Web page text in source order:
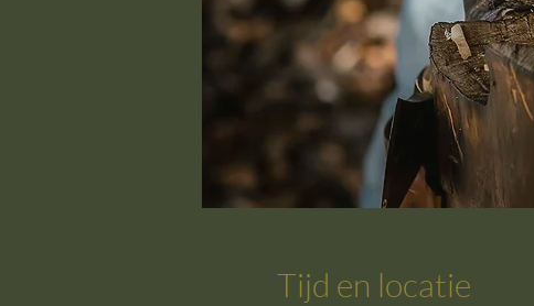
Tijd en locatie